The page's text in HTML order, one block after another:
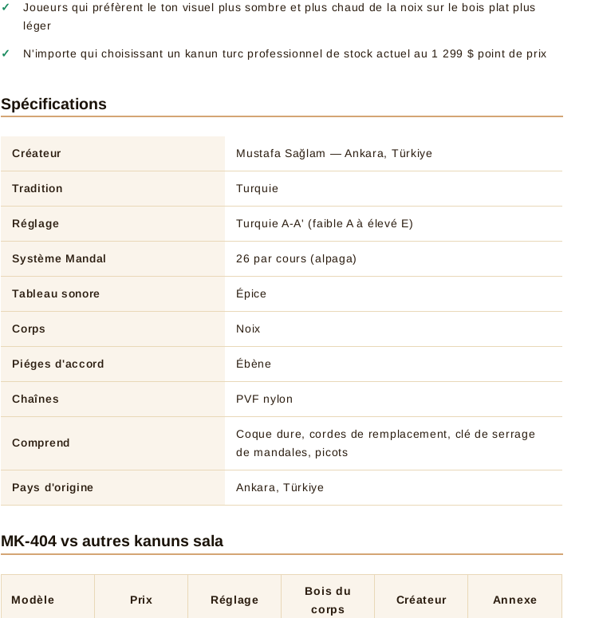
Joueurs qui préfèrent le ton visuel plus sombre et plus chaud de la noix sur le bois plat plus
léger
N'importe qui choisissant un kanun turc professionnel de stock actuel au 1 299 $ point de prix
Spécifications
Créateur Mustafa Sağlam — Ankara, Türkiye
Tradition Turquie
Réglage Turquie A-A' (faible A à élevé E)
Système Mandal 26 par cours (alpaga)
Tableau sonore Épice
Corps Noix
Piéges d'accord Ébène
Chaînes PVF nylon
Comprend
Coque dure, cordes de remplacement, clé de serrage
de mandales, picots
Pays d'origine Ankara, Türkiye
MK-404 vs autres kanuns sala
Modèle Prix Réglage
Bois du
corps
Créateur Annexe